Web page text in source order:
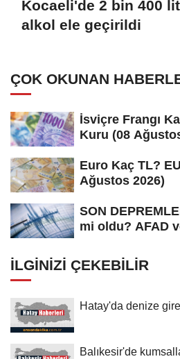
Kocaeli'de 2 bin 400
alkol ele geçirildi
ÇOK OKUNAN
İsviçre Frangı
Kuru (08
Euro Kaç TL?
Ağustos 2026)
SON
mi oldu? AFAD
İLGINIZI ÇEKEBILIR
Hatay'da denize
Balıkesir'de